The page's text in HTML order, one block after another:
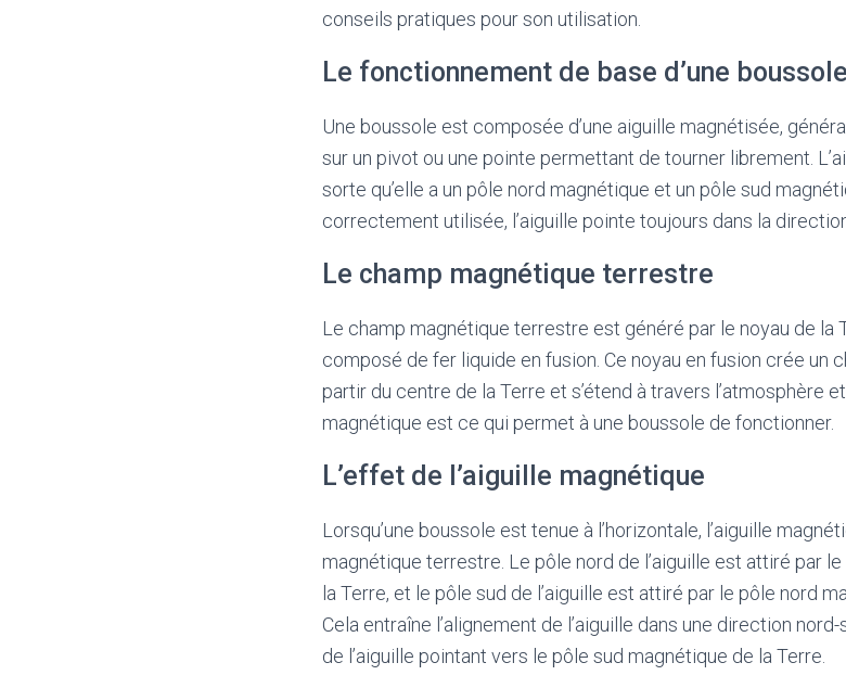
conseils pratiques pour son utilisation.
Le fonctionnement de base d’une boussole
Une boussole est composée d’une aiguille magnétisée,
sur un pivot ou une pointe permettant de tourner librement.
sorte qu’elle a un pôle nord magnétique et un pôle sud
correctement utilisée, l’aiguille pointe toujours dans la
Le champ magnétique terrestre
Le champ magnétique terrestre est généré par le noyau de la
composé de fer liquide en fusion. Ce noyau en fusion crée un
partir du centre de la Terre et s’étend à travers l’atmosphère
magnétique est ce qui permet à une boussole de fonctionner.
L’effet de l’aiguille magnétique
Lorsqu’une boussole est tenue à l’horizontale, l’aiguille
magnétique terrestre. Le pôle nord de l’aiguille est attiré par
la Terre, et le pôle sud de l’aiguille est attiré par le pôle nord
Cela entraîne l’alignement de l’aiguille dans une direction
de l’aiguille pointant vers le pôle sud magnétique de la Terre.